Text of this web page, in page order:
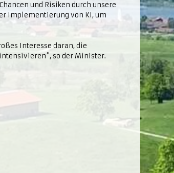
und Risiken durch unsere
Implementierung von KI, um
Interesse daran, die
so der Minister.